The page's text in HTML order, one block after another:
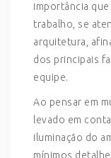
importância
trabalho, se
arquitetura,
dos principais
equipe.
Ao pensar em
levado em
iluminação do
mínimos